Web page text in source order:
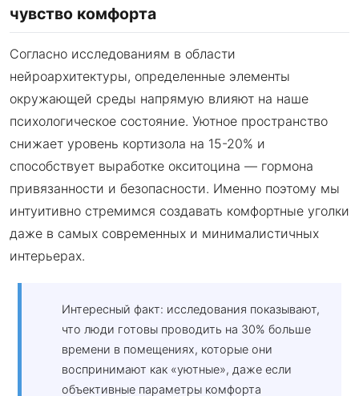
чувство комфорта
Согласно исследованиям в области
нейроархитектуры, определенные элементы
окружающей среды напрямую влияют на наше
психологическое состояние. Уютное пространство
снижает уровень кортизола на 15-20% и
способствует выработке окситоцина — гормона
привязанности и безопасности. Именно поэтому мы
интуитивно стремимся создавать комфортные уголки
даже в самых современных и минималистичных
интерьерах.
Интересный факт: исследования показывают,
что люди готовы проводить на 30% больше
времени в помещениях, которые они
воспринимают как «уютные», даже если
объективные параметры комфорта